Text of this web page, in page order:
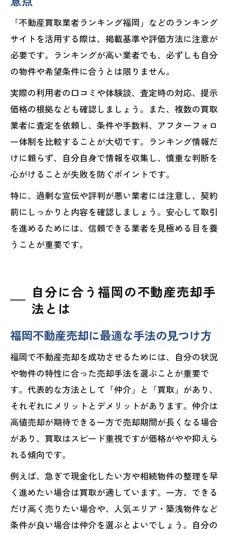
「不動産買取業者ランキング福岡」などのランキング
サイトを活用する際は、掲載基準や評価方法に注意が
必要です。ランキングが高い業者でも、必ずしも自分
の物件や希望条件に合うとは限りません。
実際の利用者の口コミや体験談、査定時の対応、提示
価格の根拠なども確認しましょう。また、複数の買取
業者に査定を依頼し、条件や手数料、アフターフォロ
ー体制を比較することが大切です。ランキング情報だ
けに頼らず、自分自身で情報を収集し、慎重な判断を
心がけることが失敗を防ぐポイントです。
特に、過剰な宣伝や評判が悪い業者には注意し、契約
前にしっかりと内容を確認しましょう。安心して取引
を進めるためには、信頼できる業者を見極める目を養
うことが重要です。
自分に合う福岡の不動産売却手
法とは
福岡不動産売却に最適な手法の見つけ方
福岡で不動産売却を成功させるためには、自分の状況
や物件の特性に合った売却手法を選ぶことが重要で
す。代表的な方法として「仲介」と「買取」があり、
それぞれにメリットとデメリットがあります。仲介は
高値売却が期待できる一方で売却期間が長くなる場合
があり、買取はスピード重視ですが価格がやや抑えら
れる傾向です。
例えば、急ぎで現金化したい方や相続物件の整理を早
く進めたい場合は買取が適しています。一方、できる
だけ高く売りたい場合や、人気エリア・築浅物件など
条件が良い場合は仲介を選ぶとよいでしょう。自分の